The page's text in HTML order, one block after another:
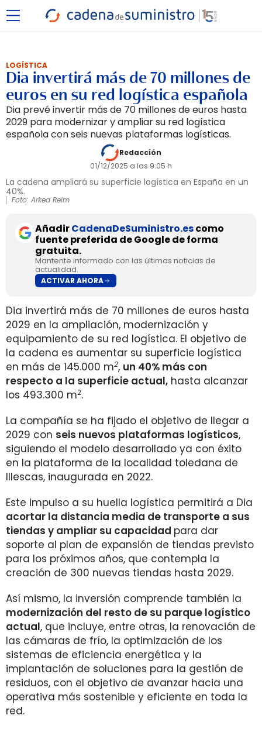
LOGÍSTICA
Dia invertirá más de 70 millones de
euros en su red logística española
Dia prevé invertir más de 70 millones de euros hasta
2029 para modernizar y ampliar su red logística
española con seis nuevas plataformas logísticas.
Redacción
01/12/2025 a las 9:05 h
La cadena ampliará su superficie logística en España en un
40%.
Foto: Arkea Reim
AñadirCadenaDeSuministro.escomo
fuente preferida de Google de forma
gratuita.
Mantente informado con las últimas noticias de
actualidad.
ACTIVAR AHORA
Dia invertirá más de 70 millones de euros hasta
2029 en la ampliación, modernización y
equipamiento de su red logística. El objetivo de
la cadena es aumentar su superficie logística
en más de 145.000 m2, un 40% más con
respecto a la superficie actual, hasta alcanzar
los 493.300 m2.
La compañía se ha fijado el objetivo de llegar a
2029 con seis nuevos plataformas logísticos,
siguiendo el modelo desarrollado ya con éxito
en la plataforma de la localidad toledana de
Illescas, inaugurada en 2022.
Este impulso a su huella logística permitirá a Dia
acortar la distancia media de transporte a sus
tiendas y ampliar su capacidad para dar
soporte al plan de expansión de tiendas previsto
para los próximos años, que contempla la
creación de 300 nuevas tiendas hasta 2029.
Así mismo, la inversión comprende también la
modernización del resto de su parque logístico
actual, que incluye, entre otras, la renovación de
las cámaras de frío, la optimización de los
sistemas de eficiencia energética y la
implantación de soluciones para la gestión de
residuos, con el objetivo de avanzar hacia una
operativa más sostenible y eficiente en toda la
red.